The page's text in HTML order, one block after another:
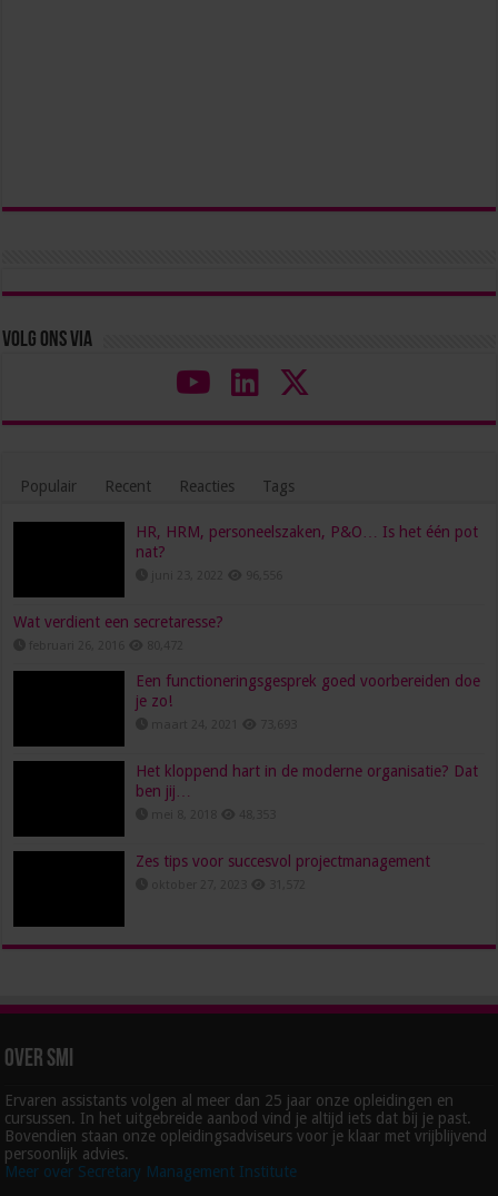
Volg ons via
Populair Recent Reacties Tags
HR, HRM, personeelszaken, P&O… Is het één pot
nat?
Wat verdient een secretaresse?
Een functioneringsgesprek goed voorbereiden doe
je zo!
Het kloppend hart in de moderne organisatie? Dat
ben jij…
Zes tips voor succesvol projectmanagement
Over SMI
Ervaren assistants volgen al meer dan 25 jaar onze opleidingen en
cursussen. In het uitgebreide aanbod vind je altijd iets dat bij je past.
Bovendien staan onze opleidingsadviseurs voor je klaar met vrijblijvend
persoonlijk advies.
Meer over Secretary Management Institute